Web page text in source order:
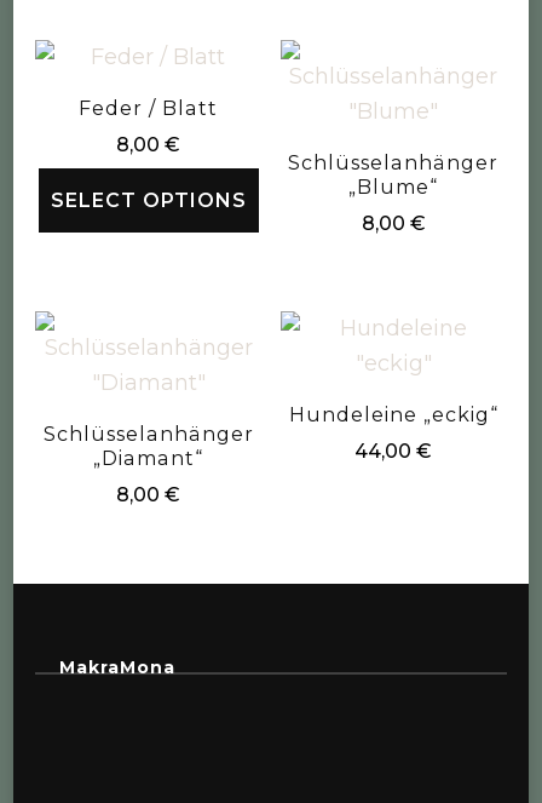
Feder / Blatt
8,00€
SELECT OPTIONS
Schlüsselanhänger
„Blume“
8,00 €
Schlüsselanhänger
„Diamant“
8,00€
Hundeleine „eckig“
44,00€
MakraMona